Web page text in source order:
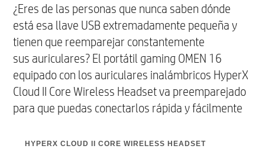
¿Eres de las personas que nunca saben dónde
está esa llave USB extremadamente pequeña y
tienen que reemparejar constantemente
sus auriculares? El portátil gaming OMEN 16
equipado con los auriculares inalámbricos HyperX
Cloud II Core Wireless Headset va preemparejado
para que puedas conectarlos rápida y fácilmente
HYPERX CLOUD II CORE WIRELESS HEADSET